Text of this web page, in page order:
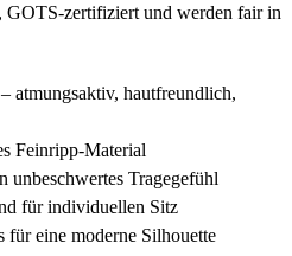
GOTS-zertifiziert und werden fair in
atmungsaktiv, hautfreundlich,
Feinripp-Material
unbeschwertes Tragegefühl
für individuellen Sitz
für eine moderne Silhouette